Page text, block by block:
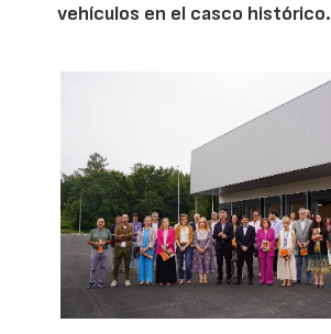
vehículos en el casco histórico.